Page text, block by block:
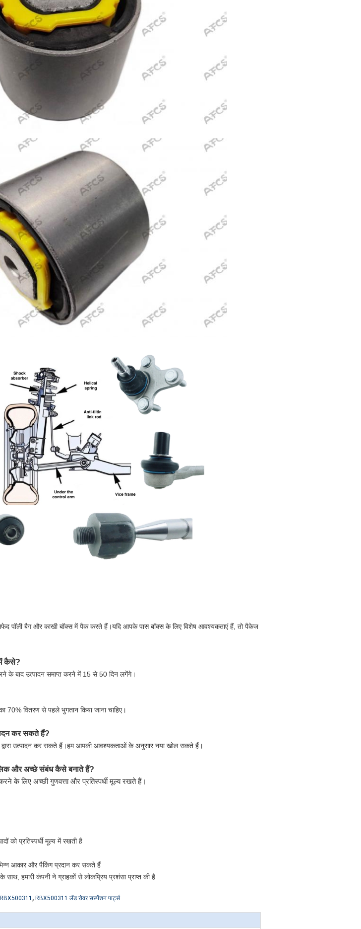
पॉली बैग और काखी बॉक्स में पैक करते हैं।यदि आपके पास बॉक्स के लिए विशेष आवश्यकताएं हैं, तो पैकेज
कैसे?
के बाद उत्पादन समाप्त करने में 15 से 50 दिन लगेंगे।
70% वितरण से पहले भुगतान किया जाना चाहिए।
कर सकते हैं?
द्वारा उत्पादन कर सकते हैं।हम आपकी आवश्यकताओं के अनुसार नया खोल सकते हैं।
और अच्छे संबंध कैसे बनाते हैं?
के लिए अच्छी गुणवत्ता और प्रतिस्पर्धी मूल्य रखते हैं।
को प्रतिस्पर्धी मूल्य में रखती है
आकार और पैकिंग प्रदान कर सकते हैं
हमारी कंपनी ने ग्राहकों से लोकप्रिय प्रशंसा प्राप्त की है
, RBX500311 लैंड रोवर सस्पेंशन पार्ट्स